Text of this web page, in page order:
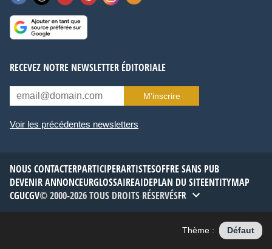
RECEVEZ NOTRE NEWSLETTER ÉDITORIALE
M’inscrire
Voir les précédentes newsletters
NOUS CONTACTERPARTICIPERARTISTESOFFRE SANS PUB
DEVENIR ANNONCEURGLOSSAIREAIDEPLAN DU SITEENTITYMAP
CGUCGV© 2000-2026 TOUS DROITS RÉSERVÉSFR
Thème : Défaut